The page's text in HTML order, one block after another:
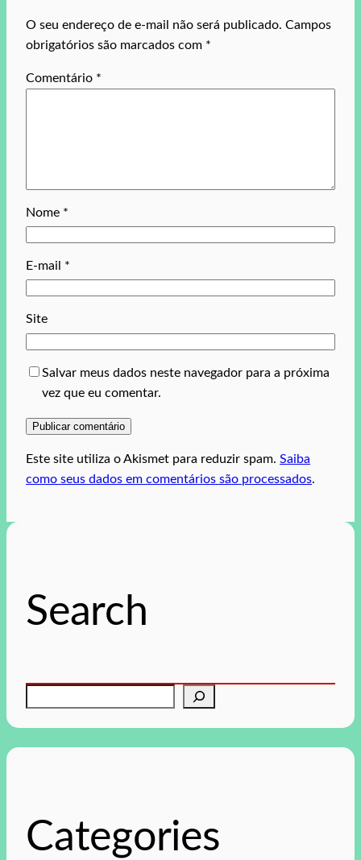
O seu endereço de e-mail não será publicado. Campos
obrigatórios são marcados com *
Comentário *
Nome *
E-mail *
Site
Salvar meus dados neste navegador para a próxima
vez que eu comentar.
Este site utiliza o Akismet para reduzir spam. Saiba
como seus dados em comentários são processados.
Search
aCategories